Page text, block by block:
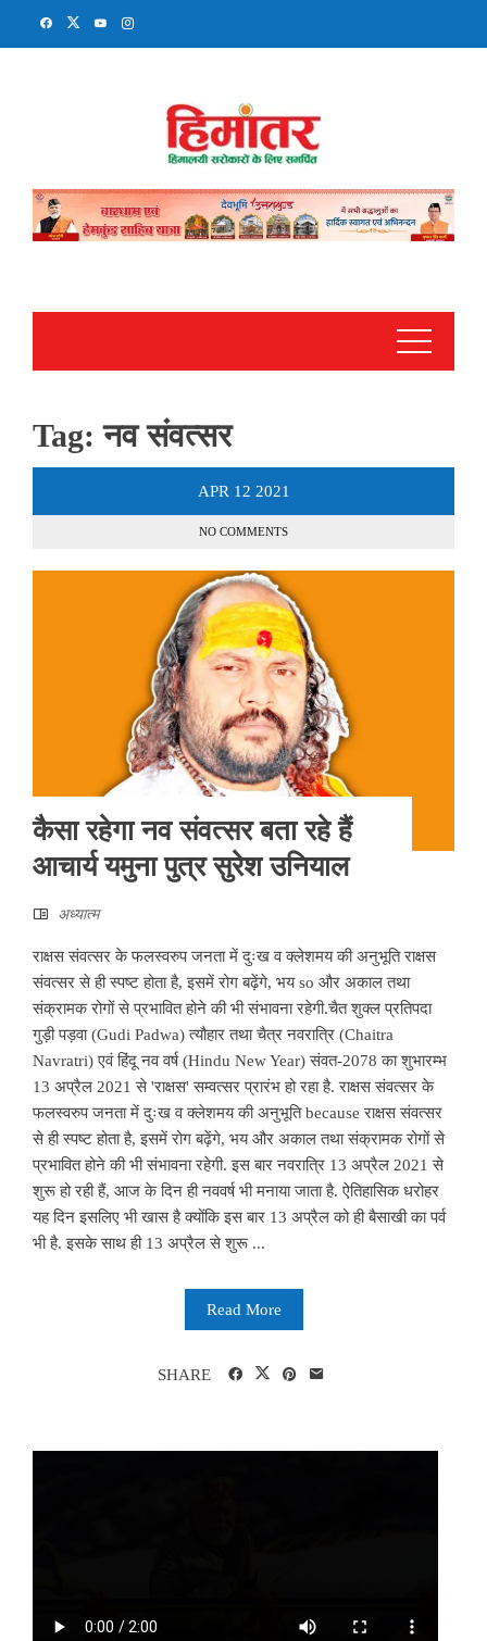
Tag:नव संवत्सर
APR 12 2021
NO COMMENTS
कैसा रहेगा नव संवत्सर बता रहे हैं
आचार्य यमुना पुत्र सुरेश उनियाल
अध्यात्म
राक्षस संवत्सर के फलस्वरुप जनता में दुःख व क्लेशमय की अनुभूति राक्षस
संवत्सर से ही स्पष्ट होता है, इसमें रोग बढ़ेंगे, भय so और अकाल तथा
संक्रामक रोगों से प्रभावित होने की भी संभावना रहेगी.चैत शुक्ल प्रतिपदा
गुड़ी पड़वा (Gudi Padwa) त्यौहार तथा चैत्र नवरात्रि (Chaitra
Navratri) एवं हिंदू नव वर्ष (Hindu New Year) संवत-2078 का शुभारम्भ
13 अप्रैल 2021 से 'राक्षस' सम्वत्सर प्रारंभ हो रहा है. राक्षस संवत्सर के
फलस्वरुप जनता में दुःख व क्लेशमय की अनुभूति because राक्षस संवत्सर
से ही स्पष्ट होता है, इसमें रोग बढ़ेंगे, भय और अकाल तथा संक्रामक रोगों से
प्रभावित होने की भी संभावना रहेगी. इस बार नवरात्रि 13 अप्रैल 2021 से
शुरू हो रही हैं, आज के दिन ही नववर्ष भी मनाया जाता है. ऐतिहासिक धरोहर
यह दिन इसलिए भी खास है क्योंकि इस बार 13 अप्रैल को ही बैसाखी का पर्व
भी है. इसके साथ ही 13 अप्रैल से शुरू ...
Read More
SHARE